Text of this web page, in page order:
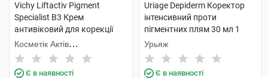
Vichy Liftactiv Pigment
Specialist B3 Крем
антивіковий для корекції
пігментних плям у зоні
навколо очей SPF50+ 15 мл
1 туба
Косметік Актів
Інтернаціональ
Є в наявності
Uriage Depiderm Коректор
інтенсивний проти
пігментних плям 30 мл 1
флакон
Урьяж
Є в наявності